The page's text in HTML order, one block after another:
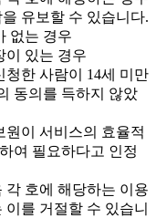
유보할 수 있습니다.
없는 경우
이 있는 경우
청한 사람이 14세 미만
동의를 득하지 않았
원이 서비스의 효율적
여 필요하다고 인정
호에 해당하는 이용
를 거절할 수 있습니